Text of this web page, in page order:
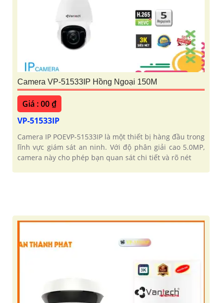
Camera VP-51533IP Hồng Ngoại 150M
Giá : 00 ₫
VP-51533IP
Camera IP POEVP-51533IP là một thiết bị hàng đầu trong
lĩnh vực giám sát an ninh. Với độ phân giải cao 5.0MP,
camera này cho phép bạn quan sát chi tiết và rõ nét